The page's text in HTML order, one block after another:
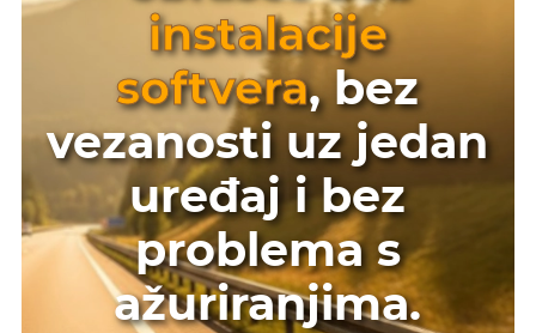
instalacije
softvera, bez
vezanosti uz jedan
uređaj i bez
problema s
ažuriranjima.